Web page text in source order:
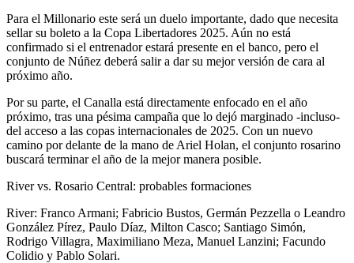
Para el Millonario este será un duelo importante, dado que necesita
sellar su boleto a la Copa Libertadores 2025. Aún no está
confirmado si el entrenador estará presente en el banco, pero el
conjunto de Núñez deberá salir a dar su mejor versión de cara al
próximo año.
Por su parte, el Canalla está directamente enfocado en el año
próximo, tras una pésima campaña que lo dejó marginado -incluso-
del acceso a las copas internacionales de 2025. Con un nuevo
camino por delante de la mano de Ariel Holan, el conjunto rosarino
buscará terminar el año de la mejor manera posible.
River vs. Rosario Central: probables formaciones
River: Franco Armani; Fabricio Bustos, Germán Pezzella o Leandro
González Pírez, Paulo Díaz, Milton Casco; Santiago Simón,
Rodrigo Villagra, Maximiliano Meza, Manuel Lanzini; Facundo
Colidio y Pablo Solari.